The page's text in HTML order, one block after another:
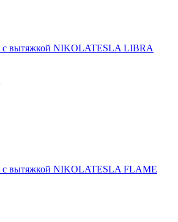
с вытяжкой NIKOLATESLA LIBRA
с вытяжкой NIKOLATESLA FLAME